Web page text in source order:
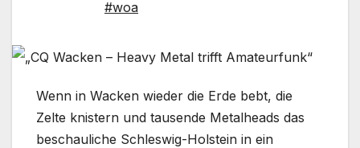
#woa
Wenn in Wacken wieder die Erde bebt, die
Zelte knistern und tausende Metalheads das
beschauliche Schleswig-Holstein in ein